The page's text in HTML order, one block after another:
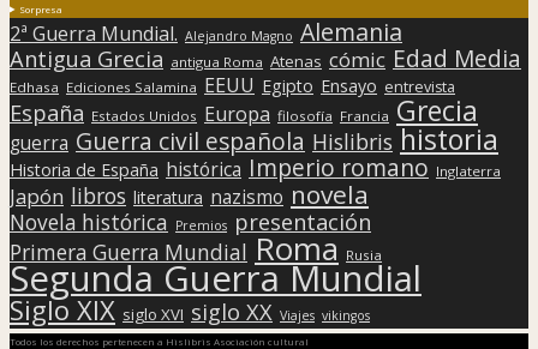
Sorpresa
2ª Guerra Mundial. Alejandro Magno Alemania
Antigua Grecia antigua Roma Atenas cómic Edad Media
Edhasa Ediciones Salamina EEUU Egipto Ensayo entrevista
España Estados Unidos Europa filosofía Francia Grecia
guerra Guerra civil española Hislibris historia
Historia de España histórica Imperio romano Inglaterra
Japón libros literatura nazismo novela
Novela histórica Premios presentación
Primera Guerra Mundial Roma Rusia
Segunda Guerra Mundial
Siglo XIX siglo XVI siglo XX Viajes vikingos
Todos los derechos pertenecen a Hislibris Asociación cultural